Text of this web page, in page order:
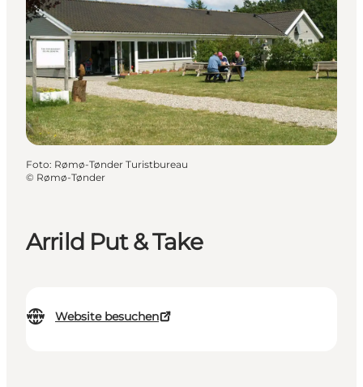
Erlebnisse
Unterkünfte
Reiseplanung
Arrild Put & Take
Website besuchen
Foto: Rømø-Tønder Turistbureau
© Rømø-Tønder